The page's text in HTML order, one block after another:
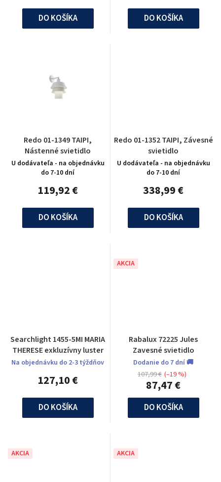
DO KOŠÍKA DO KOŠÍKA
Redo 01-1349 TAIPI,
Nástenné svietidlo
U dodávateľa - na objednávku
do 7-10 dní
119,92 €
DO KOŠÍKA
Redo 01-1352 TAIPI, Závesné
svietidlo
U dodávateľa - na objednávku
do 7-10 dní
338,99 €
DO KOŠÍKA
Searchlight 1455-5MI MARIA
THERESE exkluzívny luster
Na objednávku do 2-3 týždňov
127,10 €
DO KOŠÍKA
AKCIA
Rabalux 72225 Jules
Zavesné svietidlo
Dodanie do 7 dní 🚚
87,47 €
107,99 € (–19 %)
DO KOŠÍKA
AKCIA AKCIA